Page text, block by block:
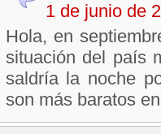
1 de junio de
Hola, en
situación del país
saldría la noche
son más baratos